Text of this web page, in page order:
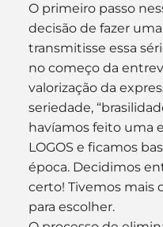
O primeiro passo
decisão de fazer
transmitisse essa
no começo da
valorização da
seriedade,
havíamos feito uma
LOGOS e ficamos
época. Decidimos
certo! Tivemos mais
para escolher.